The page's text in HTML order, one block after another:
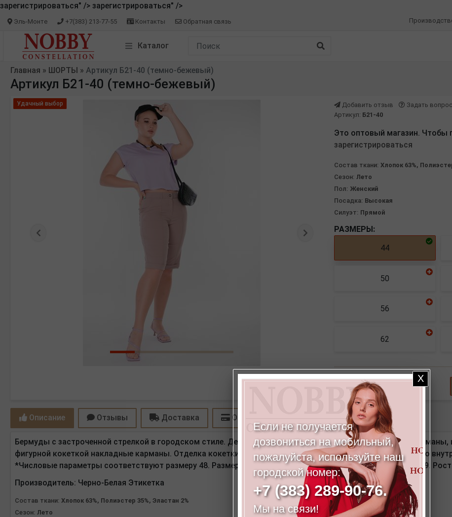
зарегистрироваться" /> зарегистрироваться" />
Эль-Монте +7(383) 213-77-55 Контакты Обратная связь
Каталог
Главная » ШОРТЫ » Артикул Б21-40 (темно-бежевый)
Артикул Б21-40 (темно-бежевый)
Удачный выбор
Предыдущая Следующая
Добавить отзыв
Задать
Артикул: Б21-40
Это оптовый магазин. Чтобы
зарегистрироваться
Состав ткани: Хлопок 63%,
Сезон: Лето
Пол: Женский
Посадка: Высокая
Силуэт: Прямой
РАЗМЕРЫ:
44
50
56
62
Количество
Описание Отзывы Доставка Оплата
Бермуды с застроченной стрелкой в городском стиле. Детали: спереди застежка на молнию, боковые карманы,
фигурной кокеткой накладные карманы. Отделка кокетки и карманов спереди - тройная строчка. Длина по
*Числовые параметры соответствуют размеру 48. Размер модели на фото: 46. Параметры модели:90-68-99.
Производитель: Черно-Белая Этикетка
Состав ткани: Хлопок 63%, Полиэстер 35%, Эластан 2%
Сезон: Лето
Если не получается
дозвониться на мобильный,
пожалуйста, используйте наш
городской номер:
+7 (383) 289-90-76.
Мы на связи!